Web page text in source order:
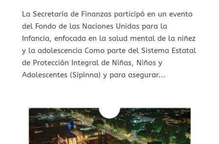
La Secretaría de Finanzas participó en un evento
del Fondo de las Naciones Unidas para la
Infancia, enfocada en la salud mental de la niñez
y la adolescencia Como parte del Sistema Estatal
de Protección Integral de Niñas, Niños y
Adolescentes (Sipinna) y para asegurar...